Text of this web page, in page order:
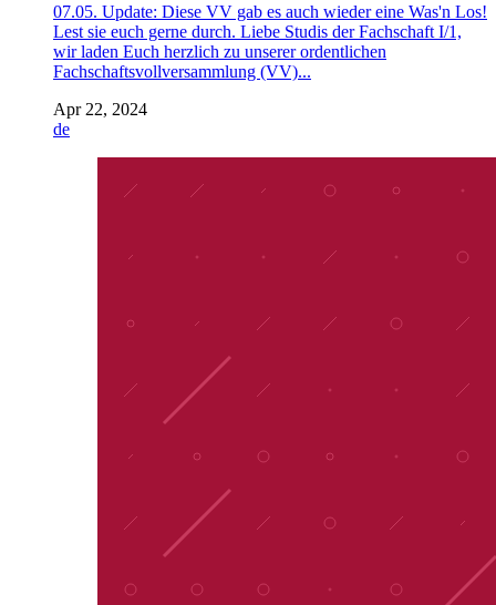
07.05. Update: Diese VV gab es auch wieder eine Was'n Los!
Lest sie euch gerne durch. Liebe Studis der Fachschaft I/1,
wir laden Euch herzlich zu unserer ordentlichen
Fachschaftsvollversammlung (VV)...
Apr 22, 2024
de